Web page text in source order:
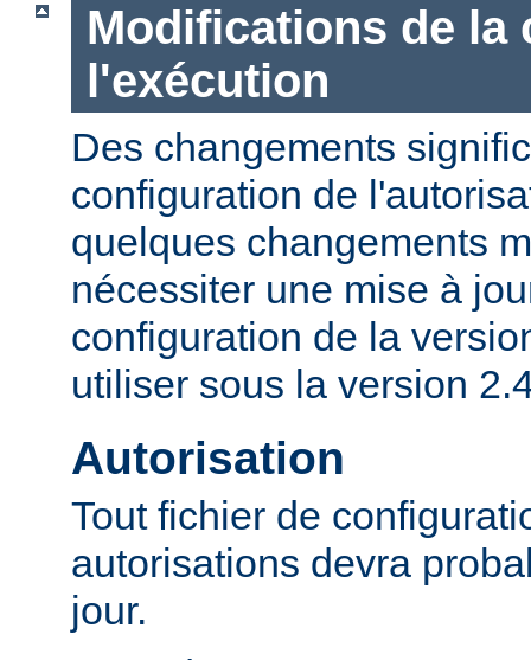
Modifications de la
l'exécution
Des changements
configuration de
quelques changements
nécessiter une mise à
configuration de la
utiliser sous la version
Autorisation
Tout fichier de
autorisations devra
jour.